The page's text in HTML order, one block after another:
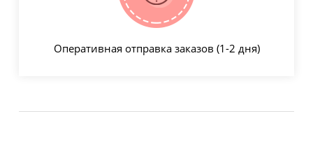
Оперативная отправка заказов (1-2 дня)